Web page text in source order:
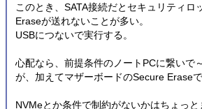
このとき、SATA接続だとセキュリティロ
Eraseが送れないことが多い。
USBにつないで実行する。
心配なら、前提条件のノートPCに繋いで
が、加えてマザーボードのSecure Eraseで
NVMeとか条件で制約がないかはちょっと